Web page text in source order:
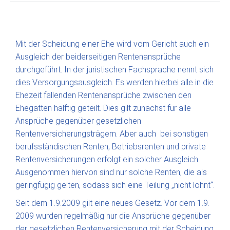
Mit der Scheidung einer Ehe wird vom Gericht auch ein
Ausgleich der beiderseitigen Rentenansprüche
durchgeführt. In der juristischen Fachsprache nennt sich
dies Versorgungsausgleich. Es werden hierbei alle in die
Ehezeit fallenden Rentenansprüche zwischen den
Ehegatten hälftig geteilt. Dies gilt zunächst für alle
Ansprüche gegenüber gesetzlichen
Rentenversicherungsträgern. Aber auch bei sonstigen
berufsständischen Renten, Betriebsrenten und private
Rentenversicherungen erfolgt ein solcher Ausgleich.
Ausgenommen hiervon sind nur solche Renten, die als
geringfügig gelten, sodass sich eine Teilung „nicht lohnt“.
Seit dem 1.9.2009 gilt eine neues Gesetz. Vor dem 1.9.
2009 wurden regelmäßig nur die Ansprüche gegenüber